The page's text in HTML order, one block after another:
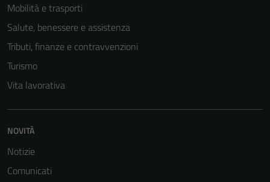
Mobilità e trasporti
Salute, benessere e assistenza
Tributi, finanze e contravvenzioni
Turismo
Vita lavorativa
NOVITÀ
Notizie
Comunicati
per il